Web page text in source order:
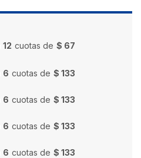
12 cuotas de $ 67
6 cuotas de $ 133
6 cuotas de $ 133
6 cuotas de $ 133
6 cuotas de $ 133